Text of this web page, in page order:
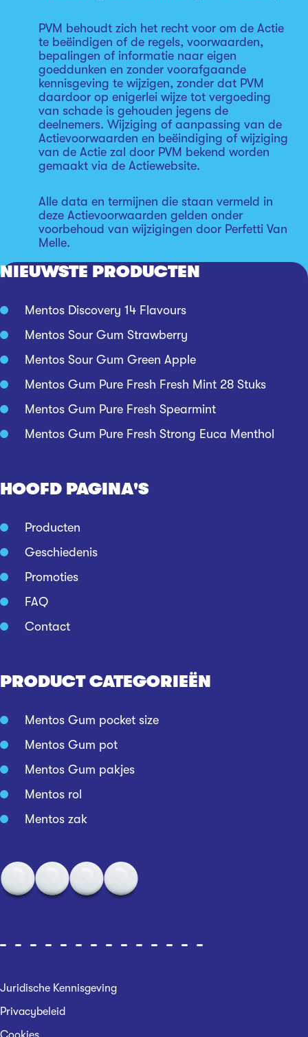
PVM behoudt zich het recht voor om de Actie
te beëindigen of de regels, voorwaarden,
bepalingen of informatie naar eigen
goeddunken en zonder voorafgaande
kennisgeving te wijzigen, zonder dat PVM
daardoor op enigerlei wijze tot vergoeding
van schade is gehouden jegens de
deelnemers. Wijziging of aanpassing van de
Actievoorwaarden en beëindiging of wijziging
van de Actie zal door PVM bekend worden
gemaakt via de Actiewebsite.
Alle data en termijnen die staan vermeld in
deze Actievoorwaarden gelden onder
voorbehoud van wijzigingen door Perfetti Van
Melle.
NIEUWSTE PRODUCTEN
Mentos Discovery 14 Flavours
Mentos Sour Gum Strawberry
Mentos Sour Gum Green Apple
Mentos Gum Pure Fresh Fresh Mint 28 Stuks
Mentos Gum Pure Fresh Spearmint
Mentos Gum Pure Fresh Strong Euca Menthol
HOOFD PAGINA'S
Producten
Geschiedenis
Promoties
FAQ
Contact
PRODUCT CATEGORIEËN
Mentos Gum pocket size
Mentos Gum pot
Mentos Gum pakjes
Mentos rol
Mentos zak
Juridische Kennisgeving
Privacybeleid